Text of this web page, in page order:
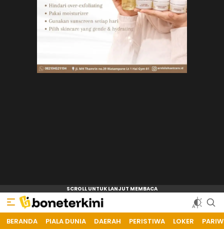
BERANDA PIALA DUNIA DAERAH PERISTIWA LOKER